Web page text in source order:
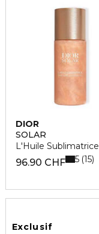
DIOR
SOLAR
L'Huile Sublimatrice
96.90 CHF 5 15
Exclusif